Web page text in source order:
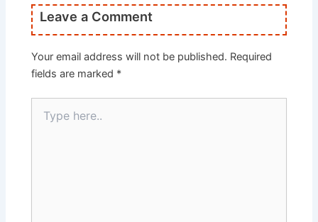
Leave a Comment
Your email address will not be published. Required
fields are marked *
here..